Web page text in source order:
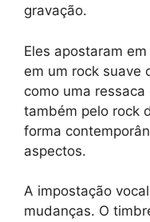
gravação.
Eles apostaram
em um rock suave
como uma ressaca
também pelo rock
forma
aspectos.
A impostação
mudanças. O